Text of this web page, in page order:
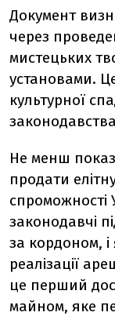
Документ
через
мистецьких
установами.
культурної
Не менш
продати
спроможності
законодавчі
за кордоном,
реалізації
це перший
майном, яке